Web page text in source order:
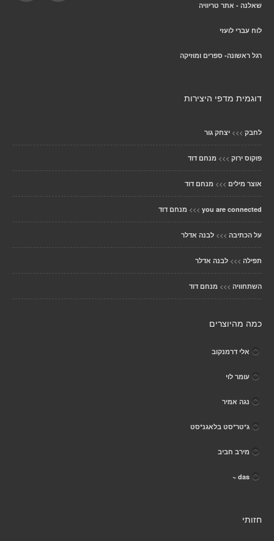
שאלנה - אתר טריוויה
לוח עברי לועזי
רגל ראשונה- ספרים ומוזיקה
דוגמית מדפי היצירות
לחבק >>> יצחק גור
פוקוס ירוק >>> מנחם דוד
אוצר מילים >>> מנחם דוד
you are connected
>>> מנחם דוד
על הכתיבה >>> לבנה אדלר
תפילה >>> לבנה אדלר
השתחוויה >>> מנחם דוד
כמה מהיוצרים
אלי דרמנקוב
עומר לוי
נגה אמיר
ג*טר*סט בלאגנ*סט
מירב חביב
das ~
חזותי